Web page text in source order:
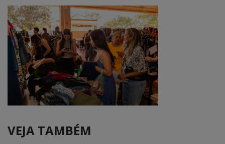
VEJA TAMBÉM